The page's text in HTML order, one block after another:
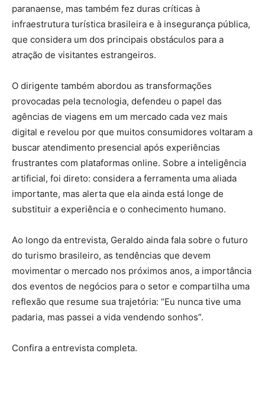
paranaense, mas também fez duras críticas à
infraestrutura turística brasileira e à insegurança pública,
que considera um dos principais obstáculos para a
atração de visitantes estrangeiros.
O dirigente também abordou as transformações
provocadas pela tecnologia, defendeu o papel das
agências de viagens em um mercado cada vez mais
digital e revelou por que muitos consumidores voltaram a
buscar atendimento presencial após experiências
frustrantes com plataformas online. Sobre a inteligência
artificial, foi direto: considera a ferramenta uma aliada
importante, mas alerta que ela ainda está longe de
substituir a experiência e o conhecimento humano.
Ao longo da entrevista, Geraldo ainda fala sobre o futuro
do turismo brasileiro, as tendências que devem
movimentar o mercado nos próximos anos, a importância
dos eventos de negócios para o setor e compartilha uma
reflexão que resume sua trajetória: “Eu nunca tive uma
padaria, mas passei a vida vendendo sonhos”.
Confira a entrevista completa.